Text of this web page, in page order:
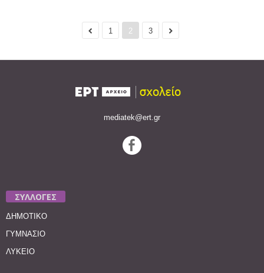
1 2 3
mediatek@ert.gr
ΣΥΛΛΟΓΕΣ
ΔΗΜΟΤΙΚΟ
ΓΥΜΝΑΣΙΟ
ΛΥΚΕΙΟ